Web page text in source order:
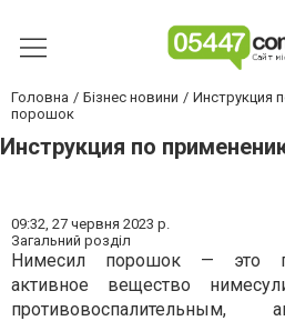
Головна Бізнес новини
Инструкция
порошок
Инструкция по
09:32, 27 червня 2023 р.
Загальний розділ
Нимесил порошок — это
активное вещество
противовоспалительным,